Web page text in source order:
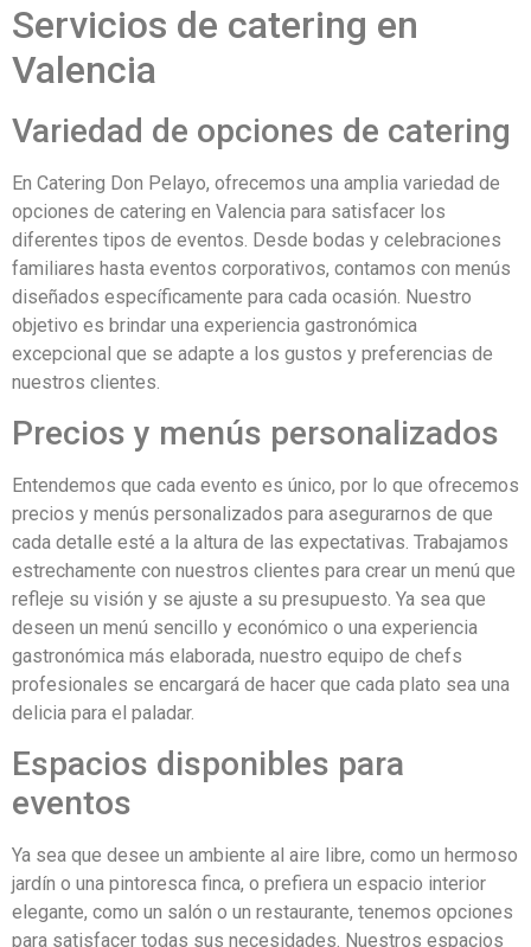
Servicios de catering en
Valencia
Variedad de opciones de catering
En Catering Don Pelayo, ofrecemos una amplia variedad de
opciones de catering en Valencia para satisfacer los
diferentes tipos de eventos. Desde bodas y celebraciones
familiares hasta eventos corporativos, contamos con menús
diseñados específicamente para cada ocasión. Nuestro
objetivo es brindar una experiencia gastronómica
excepcional que se adapte a los gustos y preferencias de
nuestros clientes.
Precios y menús personalizados
Entendemos que cada evento es único, por lo que ofrecemos
precios y menús personalizados para asegurarnos de que
cada detalle esté a la altura de las expectativas. Trabajamos
estrechamente con nuestros clientes para crear un menú que
refleje su visión y se ajuste a su presupuesto. Ya sea que
deseen un menú sencillo y económico o una experiencia
gastronómica más elaborada, nuestro equipo de chefs
profesionales se encargará de hacer que cada plato sea una
delicia para el paladar.
Espacios disponibles para
eventos
Ya sea que desee un ambiente al aire libre, como un hermoso
jardín o una pintoresca finca, o prefiera un espacio interior
elegante, como un salón o un restaurante, tenemos opciones
para satisfacer todas sus necesidades. Nuestros espacios